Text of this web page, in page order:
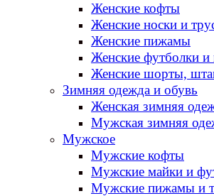
Женские кофты
Женские носки и
Женские пижамы
Женские футболки и
Женские шорты,
Зимняя одежда и обувь
Женская зимняя
Мужская зимняя
Мужское
Мужские кофты
Мужские майки и
Мужские пижамы и